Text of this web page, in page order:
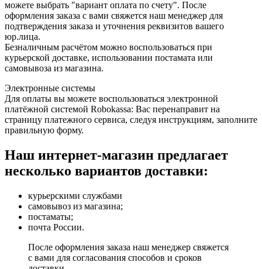
можете выбрать "вариант оплата по счету". После
оформления заказа с вами свяжется наш менеджер для
подтверждения заказа и уточнения реквизитов вашего
юр.лица.
Безналичным расчётом можно воспользоваться при
курьерской доставке, использовании постамата или
самовывоза из магазина.
Электронные системы
Для оплаты вы можете воспользоваться электронной
платёжной системой Robokassa: Вас перенаправит на
страницу платежного сервиса, следуя инструкциям, заполните
правильную форму.
Наш интернет-магазин предлагает
несколько вариантов доставки:
курьерскими службами
самовывоз из магазина;
постаматы;
почта России.
После оформления заказа наш менеджер свяжется
с вами для согласования способов и сроков